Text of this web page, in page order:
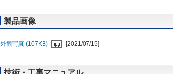
製品画像
外観写真 (107KB) [2021/07/15]
技術・工事マニュアル